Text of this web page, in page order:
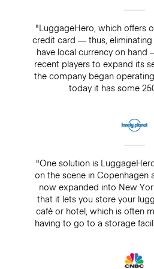
"LuggageHero, which offers
credit card — thus,
have local currency on
recent players to expand its
the company began
today it has some
"One solution is
on the scene in Copenhagen
now expanded into New
that it lets you store your
café or hotel, which is often
having to go to a storage